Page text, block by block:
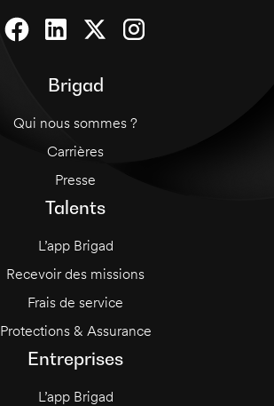
Brigad
Qui nous sommes ?
Carrières
Presse
Talents
L’app Brigad
Recevoir des missions
Frais de service
Protections & Assurance
Entreprises
L’app Brigad